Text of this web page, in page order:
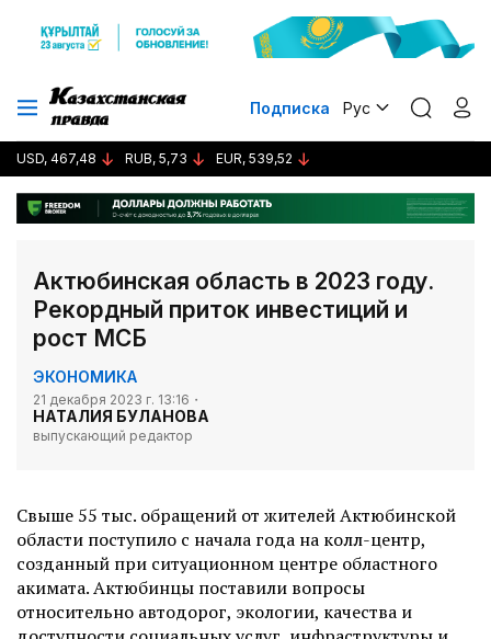
Подписка Рус
USD, 467,48 RUB, 5,73 EUR, 539,52
Актюбинская область в 2023 году.
Рекордный приток инвестиций и
рост МСБ
ЭКОНОМИКА
21 декабря 2023 г. 13:16
НАТАЛИЯ БУЛАНОВА
выпускающий редактор
Свыше 55 тыс. обращений от жителей Актюбинской
области поступило с начала года на колл-центр,
созданный при ситуационном центре областного
акимата. Актюбинцы поставили вопросы
относительно автодорог, экологии, качества и